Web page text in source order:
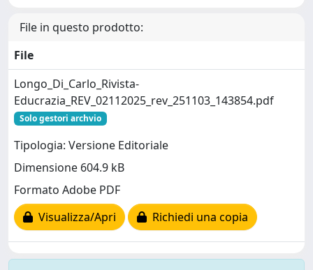
File in questo prodotto:
File
Longo_Di_Carlo_Rivista-
Educrazia_REV_02112025_rev_251103_143854.pdf
Solo gestori archvio
Tipologia: Versione Editoriale
Dimensione 604.9 kB
Formato Adobe PDF
Visualizza/Apri
Richiedi una copia